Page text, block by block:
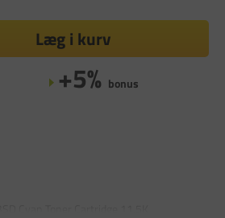
Læg i kurv
+5% bonus